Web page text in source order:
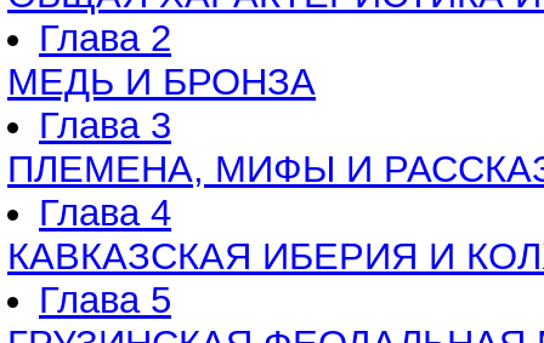
Глава 2
МЕДЬ И БРОНЗА
Глава 3
ПЛЕМЕНА, МИФЫ И
Глава 4
КАВКАЗСКАЯ ИБЕРИЯ И
Глава 5